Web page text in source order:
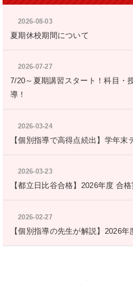
2026-08-03
夏期休校期間について
2026-07-27
7/20～夏期講習スタート！科目・
導！
2026-03-24
【個別指導で高得点続出】学年末
2026-03-23
【都立日比谷合格】2026年度 合
2026-02-27
【個別指導の先生が解説】2026